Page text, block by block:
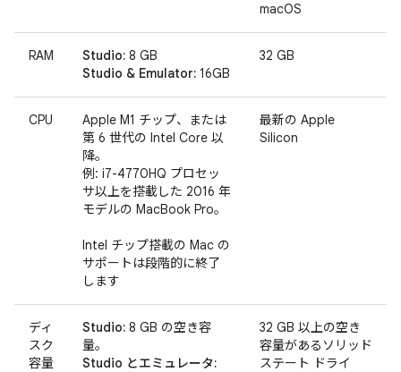
macOS
RAM Studio: 8 GB
Studio & Emulator: 16GB
32 GB
CPU
Apple M1 チップ、または
第 6 世代の Intel Core 以
降。
例: i7-4770HQ プロセッ
サ以上を搭載した 2016 年
モデルの MacBook Pro。
Intel チップ搭載の Mac の
サポートは段階的に終了
します
最新の Apple
Silicon
ディ
スク
容量
Studio: 8 GB の空き容
量。
Studio とエミュレータ:
32 GB 以上の空き
容量があるソリッド
ステート ドライ